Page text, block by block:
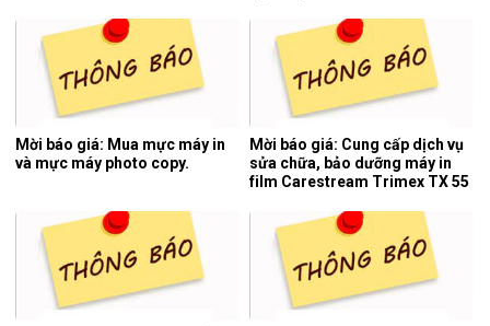
Mời báo giá: Mua mực máy in
và mực máy photo copy.
Mời báo giá: Cung cấp dịch vụ
sửa chữa, bảo dưỡng máy in
film Carestream Trimex TX 55
tính.